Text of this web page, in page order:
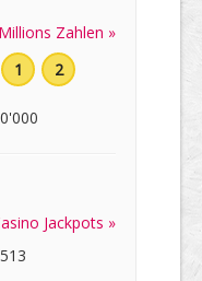
Zahlen »
1 2
Jackpots »